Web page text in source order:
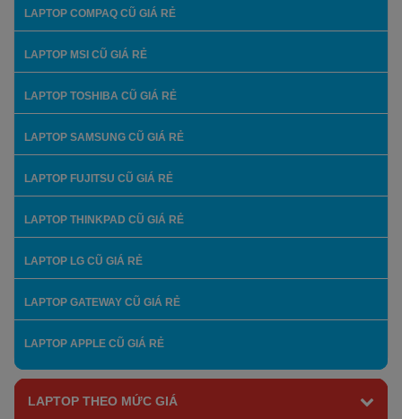
LAPTOP COMPAQ CŨ GIÁ RẺ
LAPTOP MSI CŨ GIÁ RẺ
LAPTOP TOSHIBA CŨ GIÁ RẺ
LAPTOP SAMSUNG CŨ GIÁ RẺ
LAPTOP FUJITSU CŨ GIÁ RẺ
LAPTOP THINKPAD CŨ GIÁ RẺ
LAPTOP LG CŨ GIÁ RẺ
LAPTOP GATEWAY CŨ GIÁ RẺ
LAPTOP APPLE CŨ GIÁ RẺ
LAPTOP THEO MỨC GIÁ